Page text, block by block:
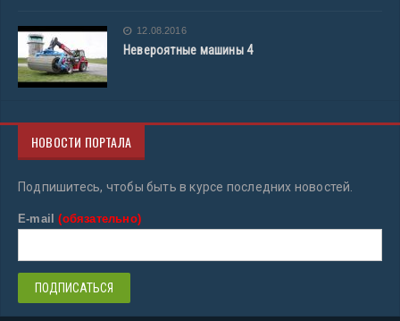
12.08.2016
Невероятные машины 4
НОВОСТИ ПОРТАЛА
Подпишитесь, чтобы быть в курсе последних новостей.
E-mail(обязательно)